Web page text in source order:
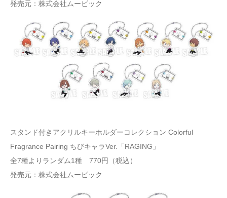
発売元：株式会社ムービック
スタンド付きアクリルキーホルダーコレクション Colorful
Fragrance Pairing ちびキャラVer.「RAGING」
全7種よりランダム1種 770円（税込）
発売元：株式会社ムービック